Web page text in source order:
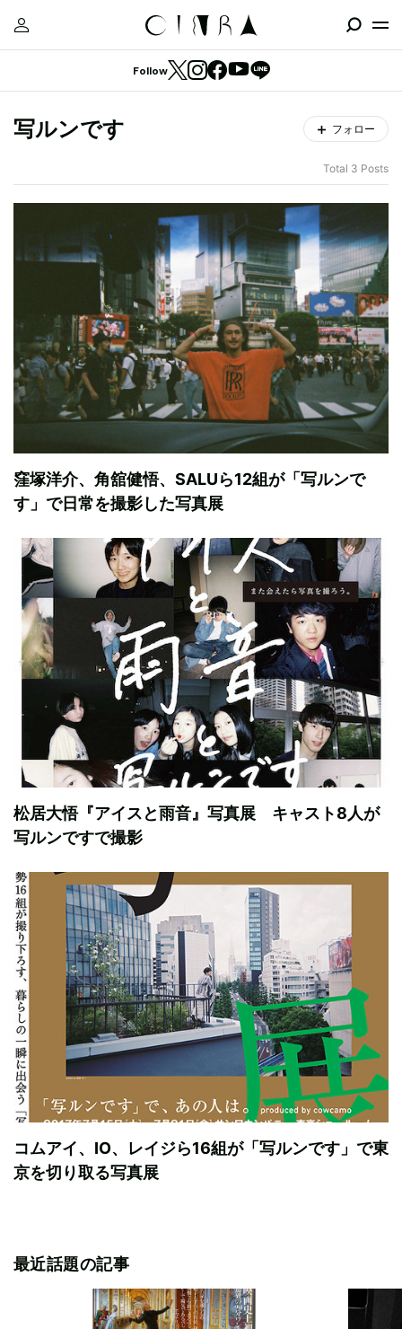
Follow
写ルンです フォロー
Total 3 Posts
窪塚洋介、角舘健悟、SALUら12組が「写ルンで
す」で日常を撮影した写真展
松居大悟『アイスと雨音』写真展 キャスト8人が
写ルンですで撮影
コムアイ、IO、レイジら16組が「写ルンです」で東
京を切り取る写真展
最近話題の記事